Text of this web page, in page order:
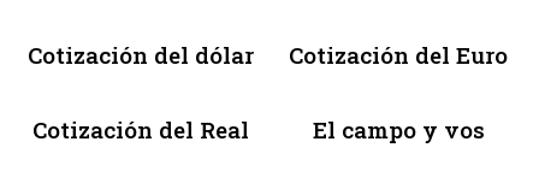
Cotización del dólar Cotización del Euro
Cotización del Real El campo y vos